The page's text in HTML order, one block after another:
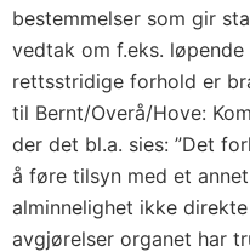
bestemmelser som gir
vedtak om f.eks.
rettsstridige forhold er
til Bernt/Overå/Hove:
der det bl.a. sies: ”Det
å føre tilsyn med et
alminnelighet ikke
avgjørelser organet har